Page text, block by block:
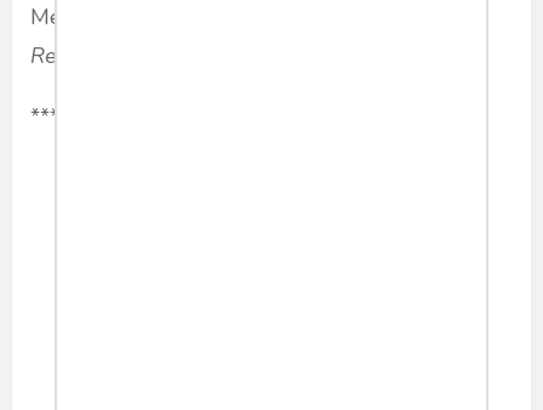
Menarik sekali membaca ulasan majalah
Reporter
***